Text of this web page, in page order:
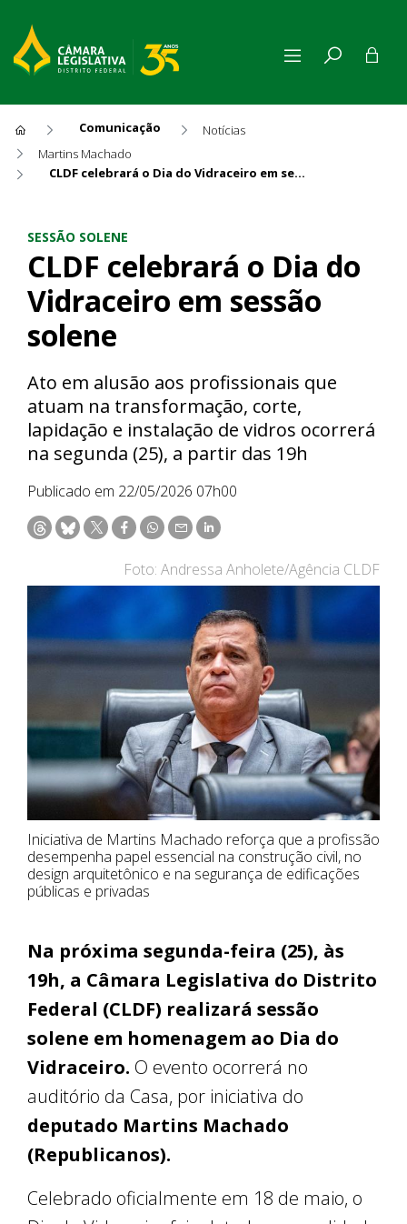
Comunicação
Notícias
Martins Machado
CLDF celebrará o Dia do Vidraceiro em sessão solene
SESSÃO SOLENE
CLDF celebrará o Dia do
Vidraceiro em sessão
solene
Ato em alusão aos profissionais que
atuam na transformação, corte,
lapidação e instalação de vidros ocorrerá
na segunda (25), a partir das 19h
Publicado em 22/05/2026 07h00
Foto: Andressa Anholete/Agência CLDF
Iniciativa de Martins Machado reforça que a profissão
desempenha papel essencial na construção civil, no
design arquitetônico e na segurança de edificações
públicas e privadas
Na próxima segunda-feira (25), às
19h, a Câmara Legislativa do Distrito
Federal (CLDF) realizará sessão
solene em homenagem ao Dia do
Vidraceiro. O evento ocorrerá no
auditório da Casa, por iniciativa do
deputado Martins Machado
(Republicanos).
Celebrado oficialmente em 18 de maio, o